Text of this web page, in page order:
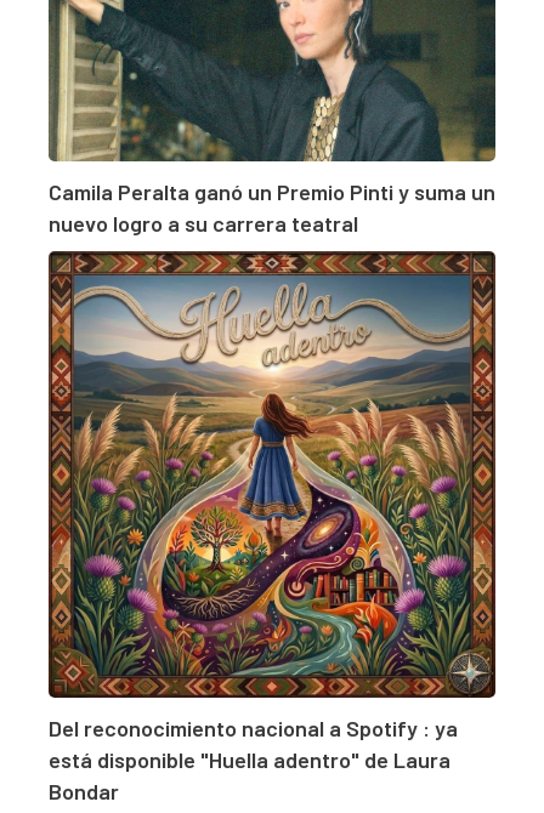
Camila Peralta ganó un Premio Pinti y suma un
nuevo logro a su carrera teatral
Del reconocimiento nacional a Spotify : ya
está disponible "Huella adentro" de Laura
Bondar